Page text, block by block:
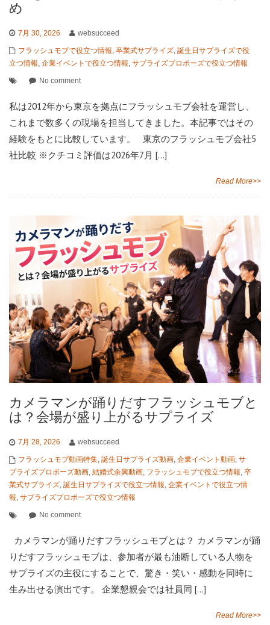
め
7月 30, 2026 websucceed
フラッシュモブで役立つ情報 卒業式サプライズ 誕生日サプライズで役
立つ情報 企業イベントで役立つ情報 サプライズプロポーズで役立つ情報
No comment
私は2012年から東京を拠点にフラッシュモブ会社を運営し、
これまで数多くの現場を担当してきました。本記事ではその
経験をもとに比較しています。 東京のフラッシュモブ会社5
社比較 ※クチコミ評価は2026年7月 […]
Read More>>
カメラマンが踊りだすフラッシュモブと
は？会場が盛り上がるサプライズ
7月 28, 2026 websucceed
フラッシュモブ動画特集, 誕生日サプライズ動画, 企業イベント動画, サ
プライズプロポーズ動画, 結婚式余興動画, フラッシュモブで役立つ情報, 卒
業式サプライズ, 誕生日サプライズで役立つ情報, 企業イベントで役立つ情
報, サプライズプロポーズで役立つ情報
No comment
カメラマンが踊りだすフラッシュモブとは？ カメラマンが踊
りだすフラッシュモブは、参加者が最も油断している人物を
サプライズの主役にすることで、驚き・笑い・感動を同時に
生み出せる演出です。 企業懇親会では社員同 […]
Read More>>